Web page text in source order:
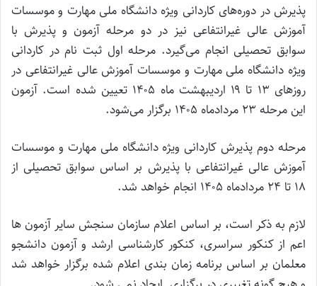
پذیرش در دوره‌های کاردانی ویژه دانشگاه ملی مهارت و موسسات
آموزش عالی غیرانتفاعی نیز در دو مرحله آزمون و پذیرش با
سوابق تحصیلی انجام می‌گیرد. مرحله اول ثبت نام در کاردانی
ویژه دانشگاه ملی مهارت و موسسات آموزش عالی غیرانتفاعی در
روز‌های ۱۳ تا ۱۹ اردیبهشت ماه ۱۴۰۵ تعیین شده است. آزمون
این مرحله ۲۳ مردادماه ۱۴۰۵ برگزار می‌شود.
مرحله دوم پذیرش کاردانی ویژه دانشگاه ملی مهارت و موسسات
آموزش عالی غیرانتفاعی با پذیرش بر اساس سوابق تحصیلی از
۱۸ تا ۲۴ مردادماه ۱۴۰۵ انجام خواهد شد.
لازم به ذکر است، بر اساس اعلام سازمان سنجش سایر آزمون ها
اعم از کنکور سراسری، کنکور کارشناسی ارشد و آزمون دانشجو
معلمان بر اساس برنامه زمان بندی اعلام شده برگزار خواهد شد